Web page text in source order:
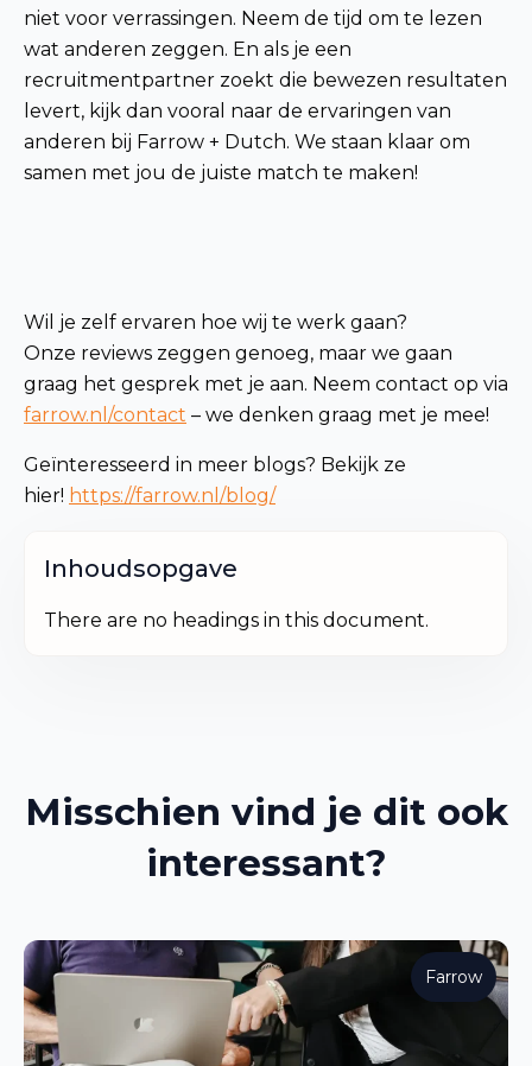
niet voor verrassingen. Neem de tijd om te lezen
wat anderen zeggen. En als je een
recruitmentpartner zoekt die bewezen resultaten
levert, kijk dan vooral naar de ervaringen van
anderen bij Farrow + Dutch. We staan klaar om
samen met jou de juiste match te maken!
Wil je zelf ervaren hoe wij te werk gaan?
Onze reviews zeggen genoeg, maar we gaan
graag het gesprek met je aan. Neem contact op via
farrow.nl/contact – we denken graag met je mee!
Geïnteresseerd in meer blogs? Bekijk ze
hier! https://farrow.nl/blog/
Inhoudsopgave
There are no headings in this document.
Misschien vind je dit ook
interessant?
Farrow